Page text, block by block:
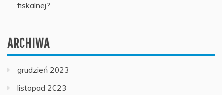
fiskalnej?
ARCHIWA
grudzień 2023
listopad 2023